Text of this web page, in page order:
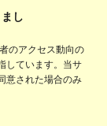
し
のアクセス動向の
しています。当サ
意された場合のみ